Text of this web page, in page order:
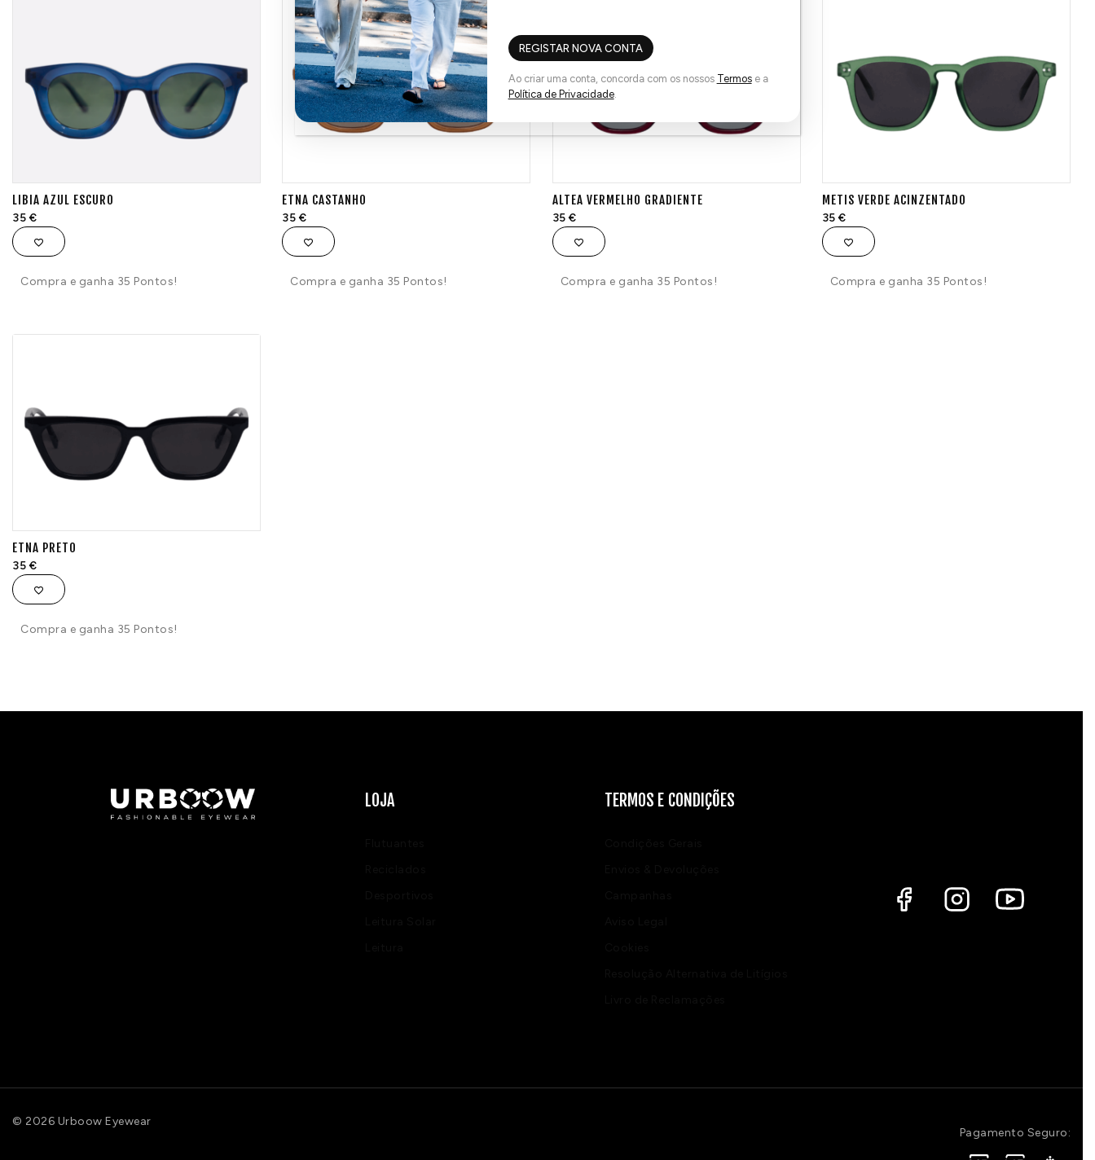
LIBIA AZUL ESCURO
35 €
Compra e ganha 35 Pontos!
ETNA CASTANHO
35 €
Compra e ganha 35 Pontos!
ALTEA VERMELHO GRADIENTE
35€
Compra e ganha 35 Pontos!
METIS VERDE ACINZENTADO
35€
Compra e ganha 35 Pontos!
ETNA PRETO
35 €
Compra e ganha 35 Pontos!
LOJA TERMOS E CONDIÇÕES
© 2026 Urboow Eyewear
Pagamento Seguro:
REGISTAR NOVA CONTA
Ao criar uma conta, concorda com os nossos Termose a
Política de Privacidade.